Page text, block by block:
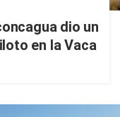
dio un
en la Vaca